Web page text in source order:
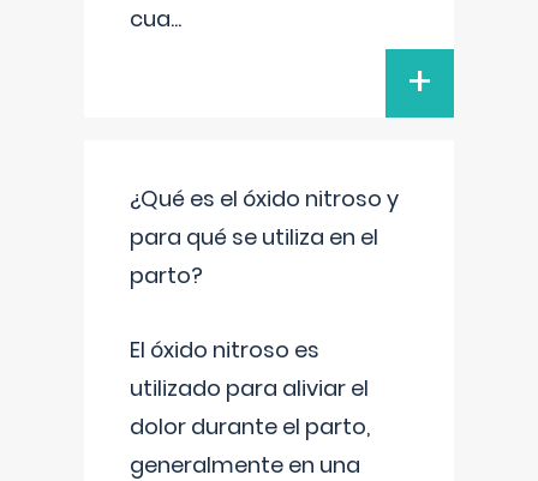
cua...
+
¿Qué es el óxido nitroso y
para qué se utiliza en el
parto?
El óxido nitroso es
utilizado para aliviar el
dolor durante el parto,
generalmente en una